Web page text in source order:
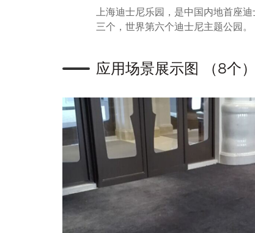
上海迪士尼乐园，是中国内地首座
三个，世界第六个迪士尼主题公园。
应用场景展示图 （8个）